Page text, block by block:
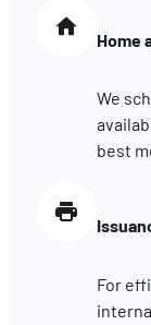
Home
We
best
For